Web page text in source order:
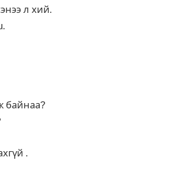
л хий.
байнаа?
.